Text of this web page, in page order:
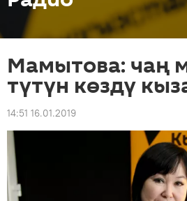
Мамытова: чаң
түтүн көздү
14:51 16.01.2019